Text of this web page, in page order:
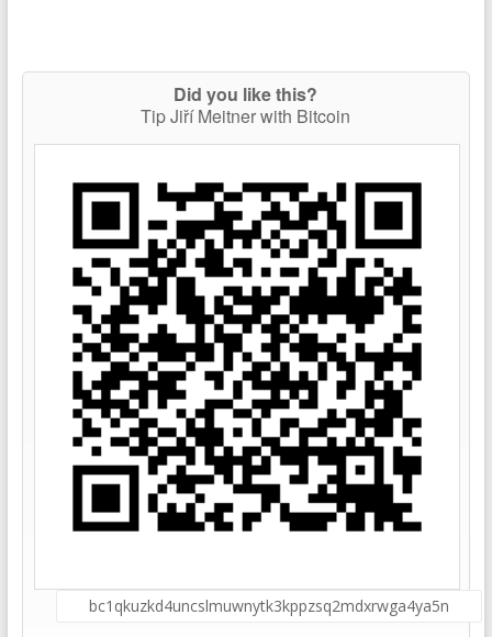
Did you like this?
Tip Jiří Meitner with Bitcoin